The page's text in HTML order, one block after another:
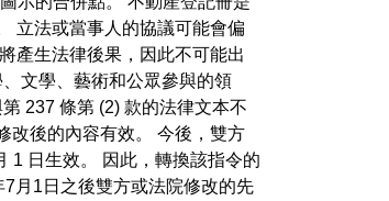
立法或當事人的協議可能會偏
產生法律後果，因此不可能出
文學、藝術和公眾參與的領
237 條第 (2) 款的法律文本不
改後的內容有效。 今後，雙方
1 日生效。 因此，轉換該指令的
月1日之後雙方或法院修改的先